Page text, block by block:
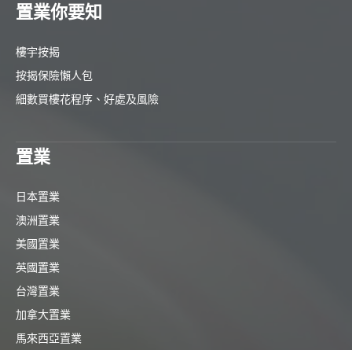
置業你要知
樓宇按揭
按揭保險懶人包
細數買樓花程序、好處及風險
置業
日本置業
澳洲置業
美國置業
英國置業
台灣置業
加拿大置業
馬來西亞置業